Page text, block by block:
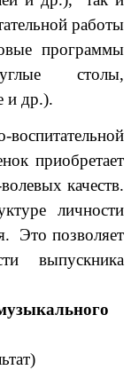
работы
программы
столы,
и др.).
приобретает
качеств.
личности
Это позволяет
выпускника